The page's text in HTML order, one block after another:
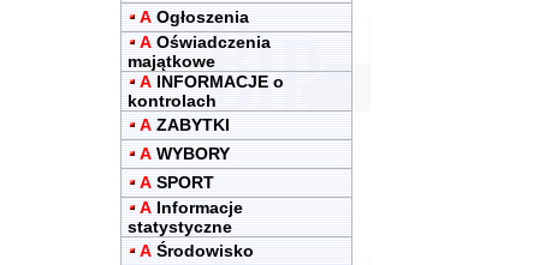
A Ogłoszenia
A Oświadczenia
majątkowe
A INFORMACJE o
kontrolach
A ZABYTKI
A WYBORY
A SPORT
A Informacje
statystyczne
A Środowisko